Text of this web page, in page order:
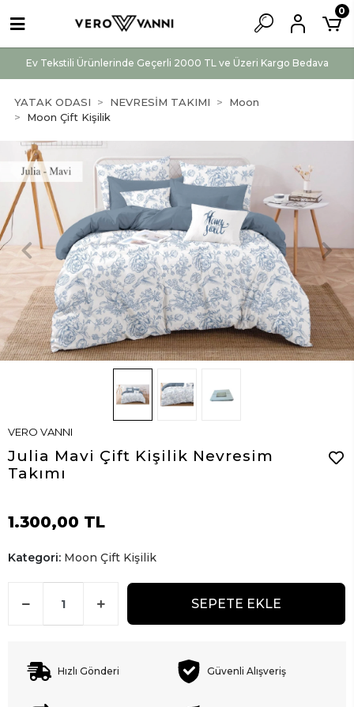
Ev Tekstili Ürünlerinde Geçerli 2000 TL ve Üzeri Kargo Bedava
0
YATAK ODASI NEVRESİM TAKIMI
Moon
Moon Çift Kişilik
VERO VANNI
Julia Mavi Çift Kişilik Nevresim
Takımı
1.300,00 TL
Kategori: Moon Çift Kişilik
SEPETE EKLE
Hızlı Gönderi Güvenli Alışveriş